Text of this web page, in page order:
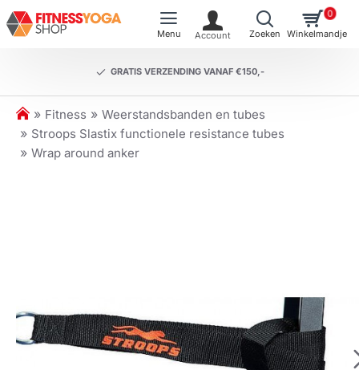
GRATIS VERZENDING VANAF €150,-
0
h
o
m
Fitness
Weerstandsbanden en tubes
Stroops Slastix functionele resistance tubes
Wrap around anker